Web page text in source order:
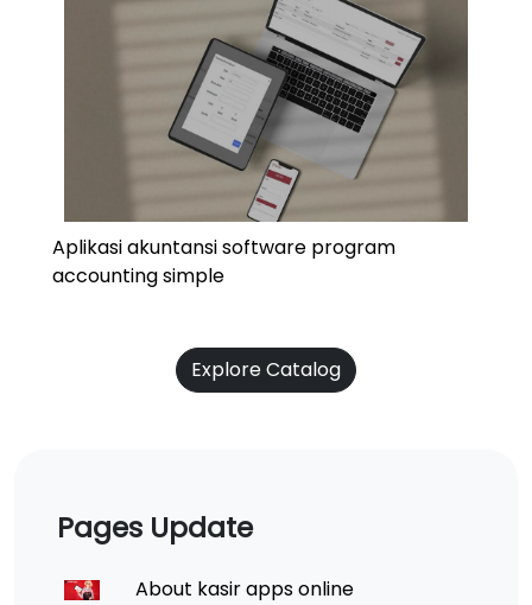
Aplikasi akuntansi software program
accounting simple
Explore Catalog
Pages Update
About kasir apps online